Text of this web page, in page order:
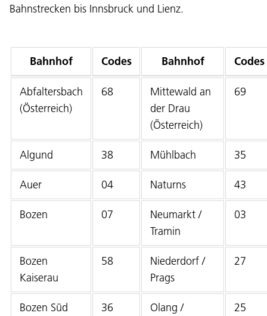
Bahnstrecken bis Innsbruck und Lienz.
Bahnhof Codes Bahnhof Codes
Abfaltersbach
(Österreich)
68
Mittewald an
der Drau
(Österreich)
69
Algund 38 Mühlbach 35
Auer 04 Naturns 43
Bozen 07
Neumarkt /
Tramin
03
Bozen
Kaiserau
58
Niederdorf /
Prags
27
Bozen Süd 36
Olang /
25